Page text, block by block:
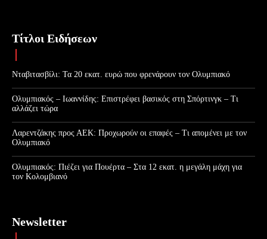
Τίτλοι Ειδήσεων
Νταβιτασβίλι: Τα 20 εκατ. ευρώ που φρενάρουν τον Ολυμπιακό
Ολυμπιακός – Ιωαννίδης: Επιστρέφει βασικός στη Σπόρτινγκ – Τι
αλλάζει τώρα
Λαρεντζάκης προς ΑΕΚ: Προχωρούν οι επαφές – Τι απομένει με τον
Ολυμπιακό
Ολυμπιακός: Πιέζει για Πουέρτα – Στα 12 εκατ. η μεγάλη μάχη για
τον Κολομβιανό
Newsletter